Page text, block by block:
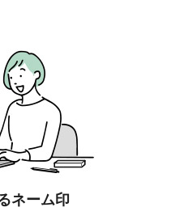
ネーム印